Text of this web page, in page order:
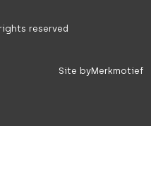
reserved
Site byMerkmotief